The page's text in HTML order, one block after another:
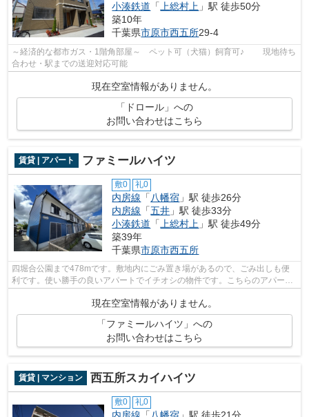
小湊鉄道 「上総村上 」駅 徒歩50分
築10年
千葉県市原市西五所29-4
～経済的な都市ガス・1階角部屋～ ペット可（犬猫）飼育可♪ 現地待ち
合わせ・駅までの送迎対応可能
現在空室情報がありません。
「ドロール」への
お問い合わせはこちら
賃貸 | アパート ファミールハイツ
敷0 礼0
内房線 「八幡宿 」駅 徒歩26分
内房線 「五井 」駅 徒歩33分
小湊鉄道 「上総村上 」駅 徒歩49分
築39年
千葉県市原市西五所
四堀合公園まで478mです。敷地内にごみ置き場があるので、ごみ出しも便
利です。使い勝手の良いアパートでイチオシの物件です。こちらのアパート
現在空室情報がありません。
「ファミールハイツ」への
お問い合わせはこちら
賃貸 | マンション 西五所スカイハイツ
敷0 礼0